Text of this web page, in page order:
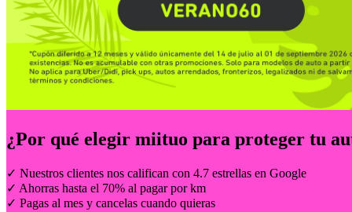
¿Por qué elegir miituo para proteger tu
✓ Nuestros clientes nos califican con 4.7 estrellas en Google
✓ Ahorras hasta el 70% al pagar por km
✓ Pagas al mes y cancelas cuando quieras